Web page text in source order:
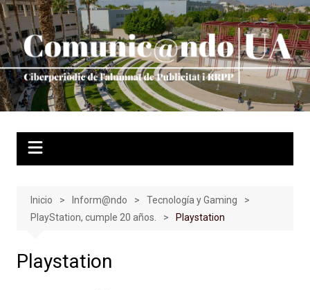
Saltar
al
contenido
Inicio Inform@ndo
Tecnología y Gaming
PlayStation, cumple 20 años.
Playstation
Playstation